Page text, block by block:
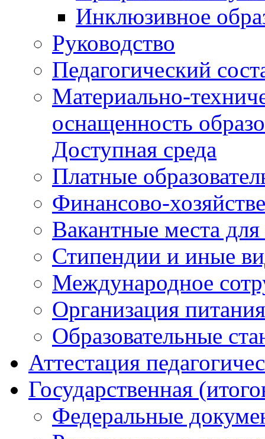
Инклюзивное
Руководство
Педагогический
Материально-
оснащенность
Доступная среда
Платные
Финансово-
Вакантные места
Стипендии и иные
Международное
Организация
Образовательные
Аттестация
Государственная
Федеральные